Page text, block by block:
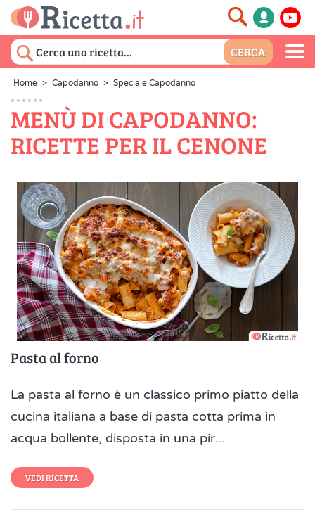
Home > Capodanno > Speciale Capodanno
MENÙ DI CAPODANNO:
RICETTE PER IL CENONE
Pasta al forno
La pasta al forno è un classico primo piatto della
cucina italiana a base di pasta cotta prima in
acqua bollente, disposta in una pir...
VEDI RICETTA